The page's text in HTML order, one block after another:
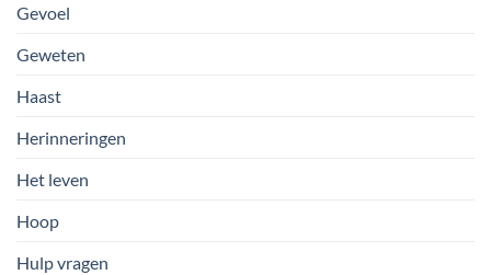
Gevoel
Geweten
Haast
Herinneringen
Het leven
Hoop
Hulp vragen